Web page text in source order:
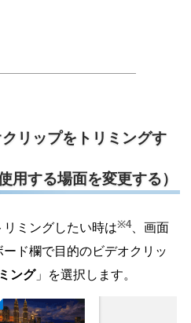
クリップをトリミングす
用する場面を変更する）
リミングしたい時は※4、画面
ド欄で目的のビデオクリッ
ング」を選択します。